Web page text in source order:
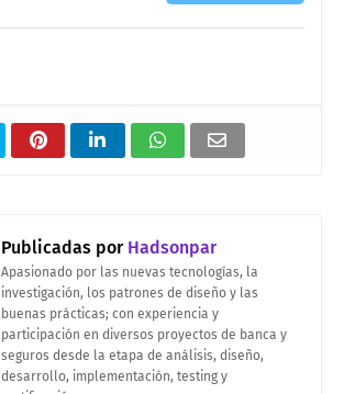
Publicadas porHadsonpar
Apasionado por las nuevas tecnologías, la
investigación, los patrones de diseño y las
buenas prácticas; con experiencia y
participación en diversos proyectos de banca y
seguros desde la etapa de análisis, diseño,
desarrollo, implementación, testing y